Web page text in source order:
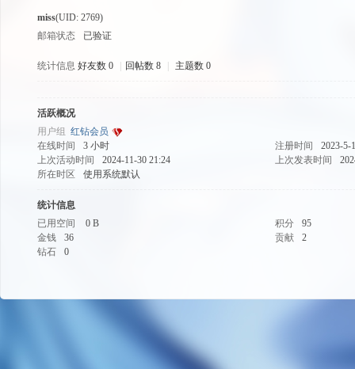
miss(UID: 2769)
邮箱状态
已验证
统计信息 好友数 0 回帖数 8 主题数 0
活跃概况
用户组 红钻会员
在线时间
3 小时 注册时间
2023-5-
上次活动时间
2024-11-30 21:24 上次发表时间
所在时区
使用系统默认
统计信息
已用空间
0 B 积分
95
金钱
36 贡献
2
钻石
0